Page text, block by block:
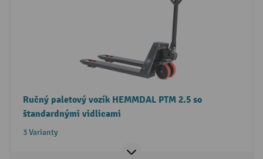
Ručný paletový vozík HEMMDAL PTM 2.5 so
štandardnými vidlicami
3 Varianty